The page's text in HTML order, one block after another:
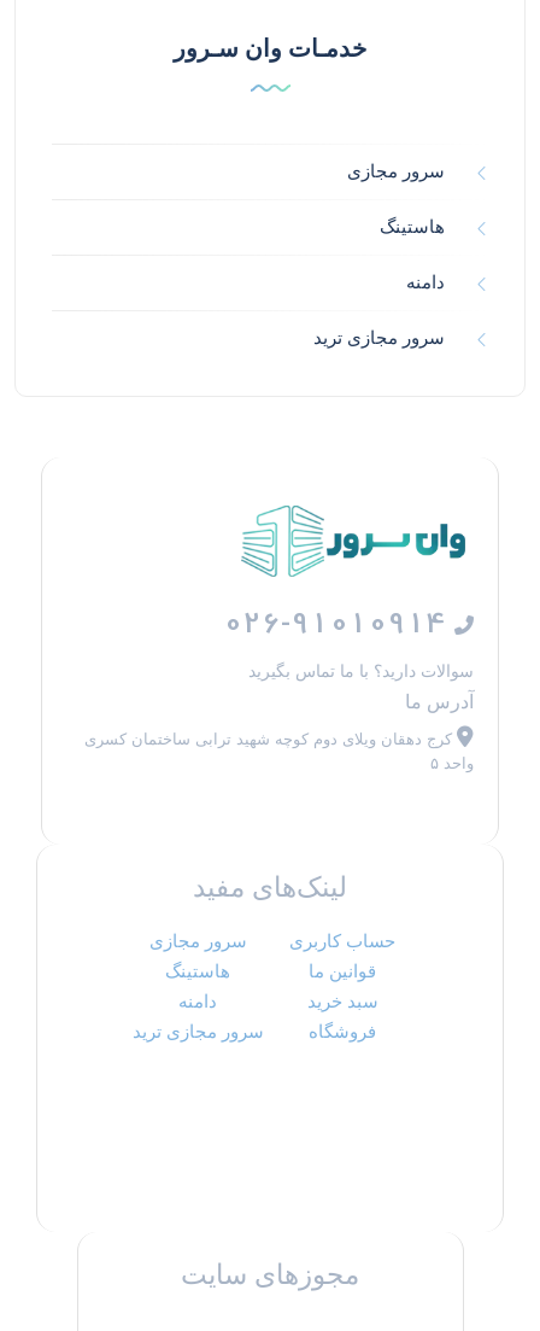
خدمـات وان سـرور
سرور مجازی
هاستینگ
دامنه
سرور مجازی ترید
026-91010914
سوالات دارید؟ با ما تماس بگیرید
آدرس ما
کرج دهقان ویلای دوم کوچه شهید ترابی ساختمان کسری
واحد ۵
لینک‌های مفید
حساب کاربری
قوانین ما
سبد خرید
فروشگاه
سرور مجازی
هاستینگ
دامنه
سرور مجازی ترید
مجوزهای سایت